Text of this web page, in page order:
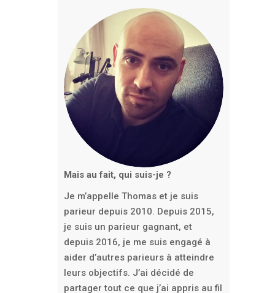
Mais au fait, qui suis-je ?
Je m’appelle Thomas et je suis
parieur depuis 2010. Depuis 2015,
je suis un parieur gagnant, et
depuis 2016, je me suis engagé à
aider d’autres parieurs à atteindre
leurs objectifs. J’ai décidé de
partager tout ce que j’ai appris au fil